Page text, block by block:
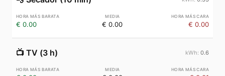
€ 0.00 € 0.00 € 0.00
📺 TV (3 h) 0.6